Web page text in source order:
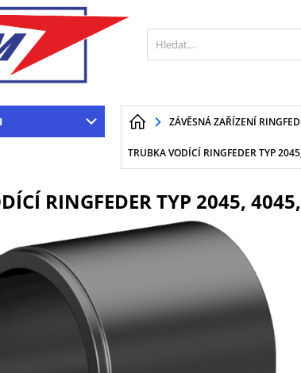
ZÁVĚSNÁ ZAŘÍZENÍ
TRUBKA VODÍCÍ RINGFEDER TYP
RINGFEDER TYP 2045,